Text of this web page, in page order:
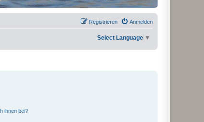
Anmelden
Registrieren
Select Language ▼
ihnen bei?